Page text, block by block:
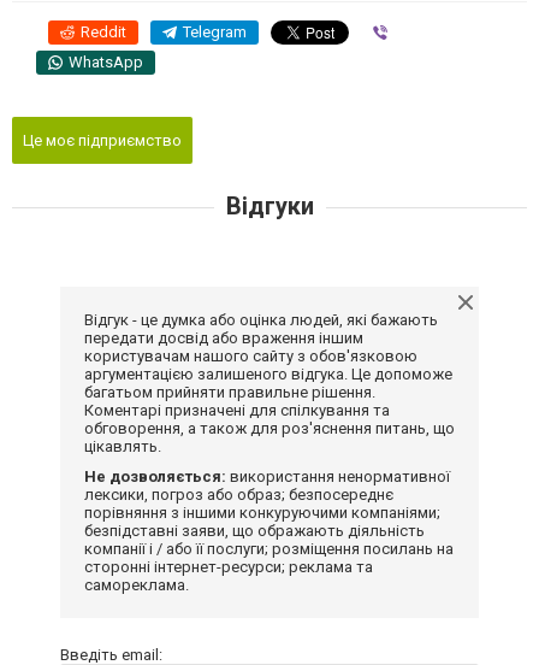
Reddit Telegram
WhatsApp
Це моє підприємство
Відгуки
Відгук - це думка або оцінка людей, які бажають
передати досвід або враження іншим
користувачам нашого сайту з обов'язковою
аргументацією залишеного відгука. Це допоможе
багатьом прийняти правильне рішення.
Коментарі призначені для спілкування та
обговорення, а також для роз'яснення питань, що
цікавлять.
Не дозволяється: використання ненормативної
лексики, погроз або образ; безпосереднє
порівняння з іншими конкуруючими компаніями;
безпідставні заяви, що ображають діяльність
компанії і / або її послуги; розміщення посилань на
сторонні інтернет-ресурси; реклама та
самореклама.
Введіть email: